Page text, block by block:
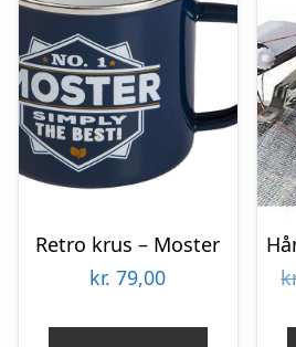
Retro krus – Moster
kr. 79,00